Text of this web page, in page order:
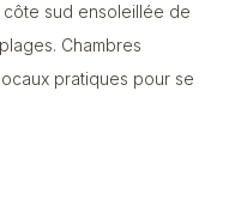
côte sud ensoleillée de
Chambres
pratiques pour se